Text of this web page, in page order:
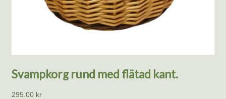
Svampkorg rund med flätad kant.
295.00 kr